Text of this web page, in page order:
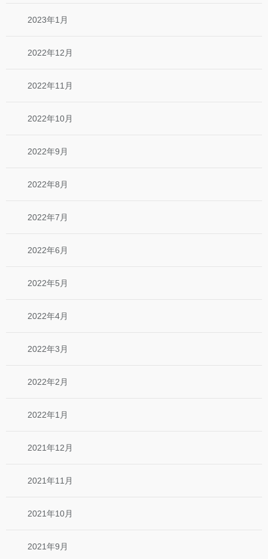
2023年1月
2022年12月
2022年11月
2022年10月
2022年9月
2022年8月
2022年7月
2022年6月
2022年5月
2022年4月
2022年3月
2022年2月
2022年1月
2021年12月
2021年11月
2021年10月
2021年9月